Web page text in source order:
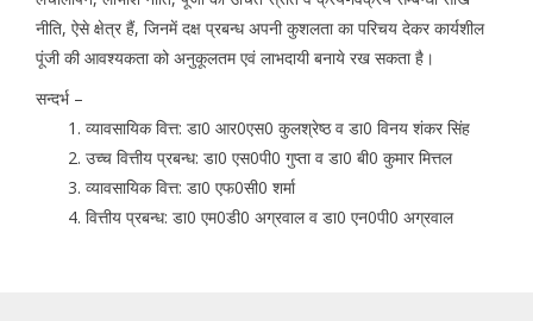
नीति, ऐसे क्षेत्र हैं, जिनमें दक्ष प्रबन्ध अपनी कुशलता का परिचय देकर कार्यशील
पूंजी की आवश्यकता को अनुकूलतम एवं लाभदायी बनाये रख सकता है।
सन्दर्भ –
व्यावसायिक वित्त: डा0 आर0एस0 कुलश्रेष्ठ व डा0 विनय शंकर सिंह
उच्च वित्तीय प्रबन्ध: डा0 एस0पी0 गुप्ता व डा0 बी0 कुमार मित्तल
व्यावसायिक वित्त: डा0 एफ0सी0 शर्मा
वित्तीय प्रबन्ध: डा0 एम0डी0 अग्रवाल व डा0 एन0पी0 अग्रवाल